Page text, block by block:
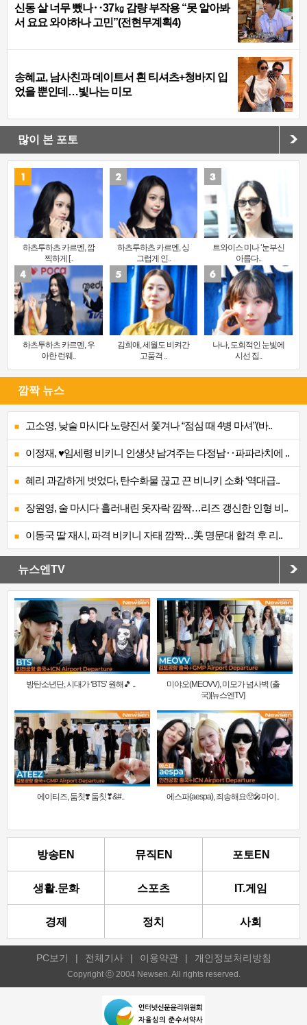
신동 살 너무 뺐나‥37㎏ 감량 부작용 “못 알아봐
서 요요 와야하나 고민”(전현무계획4)
송혜교, 남사친과 데이트서 흰 티셔츠+청바지 입
었을 뿐인데…빛나는 미모
많이 본 포토
하츠투하츠 카르멘, 깜
찍하게 [..
하츠투하츠 카르멘, 싱
그럽게 인..
트와이스 미나 ‘눈부신
아름다..
하츠투하츠 카르멘, 우
아한 런웨..
김희애, 세월도 비켜간
고품격 ..
나나, 도회적인 눈빛에
시선 집..
깜짝 뉴스
고소영, 낮술 마시다 노량진서 쫓겨나 “점심 때 4병 마셔”(바..
이정재, ♥임세령 비키니 인생샷 남겨주는 다정남‥파파라치에 ..
혜리 과감하게 벗었다, 탄수화물 끊고 끈 비니키 소화 ‘역대급..
장원영, 술 마시다 흘러내린 옷자락 깜짝…리즈 갱신한 인형 비..
이동국 딸 재시, 파격 비키니 자태 깜짝…美 명문대 합격 후 리..
뉴스엔TV
방탄소년단, 시대가 ‘BTS’ 원해🎵 ..
미야오(MEOVV), 미모가 넘사벽 (출
국)[뉴스엔TV]
에이티즈, 둠칫❣️ 둠칫❣&#.. 에스파(aespa), 죄송해요🥺🎤마이..
방송EN 뮤직EN 포토EN
생활.문화 스포츠 IT.게임
경제 정치 사회
PC보기 | 전체기사 | 이용약관 | 개인정보처리방침
Copyright ⓒ 2004 Newsen. All rights reserved.